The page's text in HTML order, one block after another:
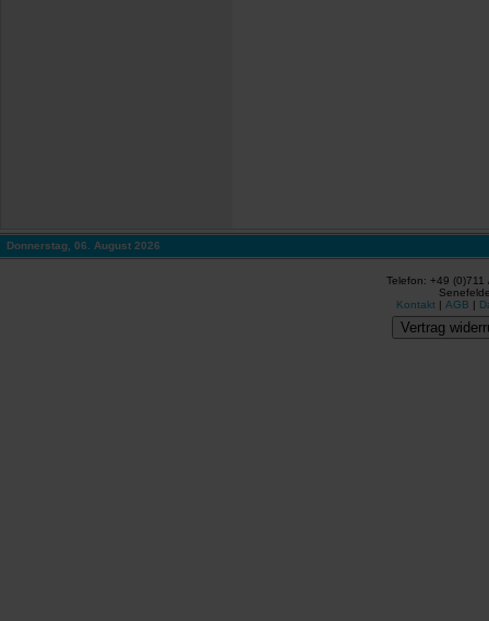
Donnerstag, 06. August 2026
Telefon: +49
Kontakt | AGB |
Vertrag